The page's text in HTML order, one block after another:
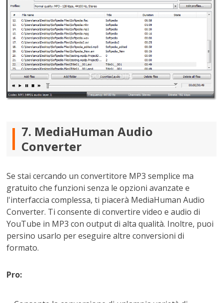
7. MediaHuman Audio
Converter
Se stai cercando un convertitore MP3 semplice ma
gratuito che funzioni senza le opzioni avanzate e
l'interfaccia complessa, ti piacerà MediaHuman Audio
Converter. Ti consente di convertire video e audio di
YouTube in MP3 con output di alta qualità. Inoltre, puoi
persino usarlo per eseguire altre conversioni di
formato.
Pro: